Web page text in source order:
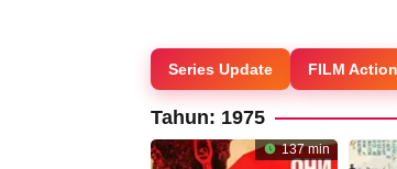
Series Update FILM Action
Tahun: 1975
137 min